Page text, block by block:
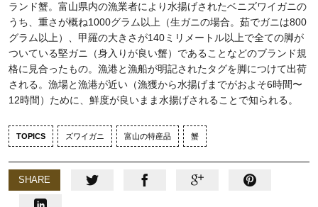
ランド蟹。富山県内の漁業者により水揚げされたベニズワイガニの
うち、重さが概ね1000グラム以上（生ガニの場合。茹でガニは800
グラム以上）、甲羅の大きさが140ミリメートル以上で全ての脚が
ついている堅ガニ（身入りが良い蟹）であることなどのブランド規
格に見合ったもの。漁港と漁船が明記されたタグを脚につけて出荷
される。漁場と漁港が近い（漁獲から水揚げまでがおよそ6時間〜
12時間）ために、鮮度が良いまま水揚げされることで知られる。
TOPICS ズワイガニ 富山の特産品 蟹
SHARE